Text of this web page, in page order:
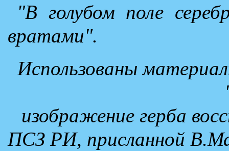
"В голубом поле
вратами".
Использованы
изображение герба
ПСЗ РИ, присланной